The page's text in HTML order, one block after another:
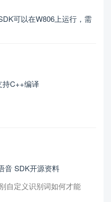
可以在W806上运行，需
持C++编译
音 SDK开源资料
自定义识别词如何才能